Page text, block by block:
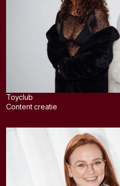
Toyclub
Content creatie